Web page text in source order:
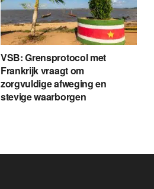
VSB: Grensprotocol met
Frankrijk vraagt om
zorgvuldige afweging en
stevige waarborgen